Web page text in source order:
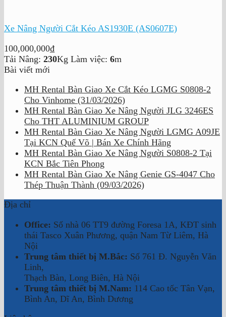
Xe Nâng Người Cắt Kéo AS1930E (AS0607E)
100,000,000₫
Tải Nâng: 230Kg Làm việc: 6m
Bài viết mới
MH Rental Bàn Giao Xe Cắt Kéo LGMG S0808-2
Cho Vinhome (31/03/2026)
MH Rental Bàn Giao Xe Nâng Người JLG 3246ES
Cho THT ALUMINIUM GROUP
MH Rental Bàn Giao Xe Nâng Người LGMG A09JE
Tại KCN Quế Võ | Bán Xe Chính Hãng
MH Rental Bàn Giao Xe Nâng Người S0808-2 Tại
KCN Bắc Tiên Phong
MH Rental Bàn Giao Xe Nâng Genie GS-4047 Cho
Thép Thuận Thành (09/03/2026)
Địa chỉ
Office: Số nhà 06 TT9 đường Foresa 1A, KĐT sinh
thái Tasco Xuân Phương, quận Nam Từ Liêm, Hà
Nội
Trung tâm thiết bị M.Bắc: Số 761 Đ. Nguyễn Văn
Linh,
Thạch Bàn, Long Biên, Hà Nội
Trung tâm thiết bị M.Nam: 114 Cao tốc Tân Vạn,
Bình An, Dĩ An, Bình Dương